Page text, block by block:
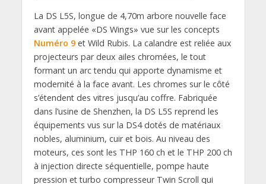
La DS L5S, longue de 4,70m arbore nouvelle face
avant appelée «DS Wings» vue sur les concepts
Numéro 9et Wild Rubis. La calandre est reliée aux
projecteurs par deux ailes chromées, le tout
formant un arc tendu qui apporte dynamisme et
modernité à la face avant. Les chromes sur le côté
s’étendent des vitres jusqu’au coffre. Fabriquée
dans l’usine de Shenzhen, la DS L5S reprend les
équipements vus sur la DS4 dotés de matériaux
nobles, aluminium, cuir et bois. Au niveau des
moteurs, ces sont les THP 160 ch et le THP 200 ch
à injection directe séquentielle, pompe haute
pression et turbo compresseur Twin Scroll qui